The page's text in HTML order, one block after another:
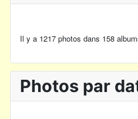
Il y a 1217 photos dans 158
Photos par